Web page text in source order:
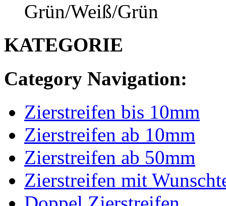
Grün/Weiß/Grün
KATEGORIE
Category Navigation:
Zierstreifen bis 10mm
Zierstreifen ab 10mm
Zierstreifen ab 50mm
Zierstreifen mit